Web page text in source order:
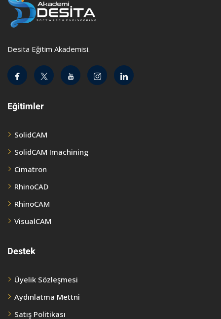
Desita Eğitim Akademisi.
Eğitimler
SolidCAM
SolidCAM Imachining
Cimatron
RhinoCAD
RhinoCAM
VisualCAM
Destek
Üyelik Sözleşmesi
Aydınlatma Mettni
Satış Politikası